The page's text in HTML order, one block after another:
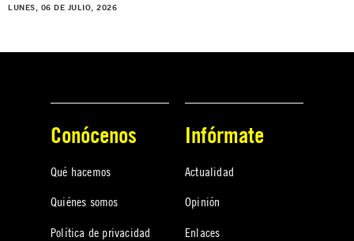
LUNES, 06 DE JULIO, 2026
Conócenos
Qué hacemos
Quiénes somos
Política de privacidad
Infórmate
Actualidad
Opinión
Enlaces